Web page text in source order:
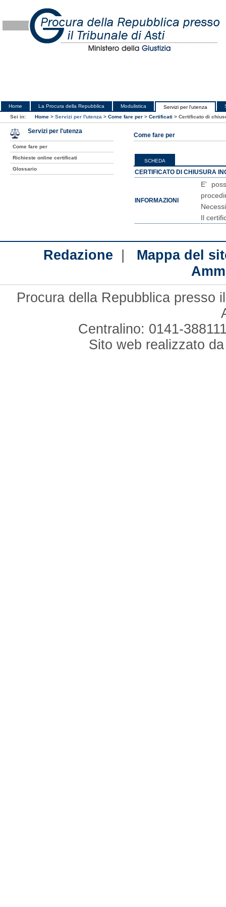
Home La Procura della Repubblica Modulistica Servizi per l'utenza
Sei in:
Home > Servizi per l'utenza > Come fare per > Certificati > Certificato di
Come fare per
SCHEDA
CERTIFICATO DI CHIUSURA
INFORMAZIONI
E'
Il
Servizi per l'utenza
Come fare per
Richieste online certificati
Glossario
Redazione
Mappa del
Procura della Repubblica presso
Centralino: 0141-
Sito web realizzato